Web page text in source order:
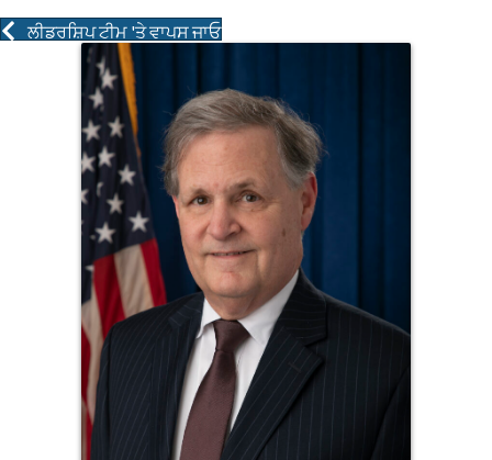
ਲੀਡਰਸ਼ਿਪ ਟੀਮ 'ਤੇ ਵਾਪਸ ਜਾਓ